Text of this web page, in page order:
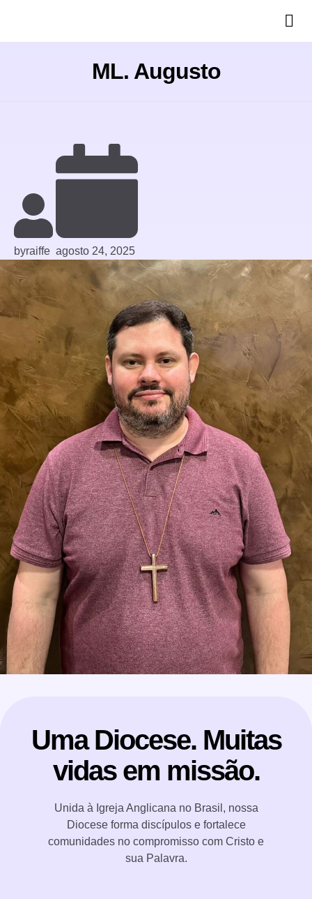
ML. Augusto
byraiffe agosto 24, 2025
Uma Diocese. Muitas
vidas em missão.
Unida à Igreja Anglicana no Brasil, nossa
Diocese forma discípulos e fortalece
comunidades no compromisso com Cristo e
sua Palavra.